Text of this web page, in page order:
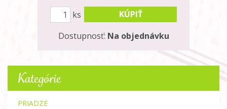
ks
KÚPIŤ
Dostupnosť: Na objednávku
Kategórie
PRIADZE